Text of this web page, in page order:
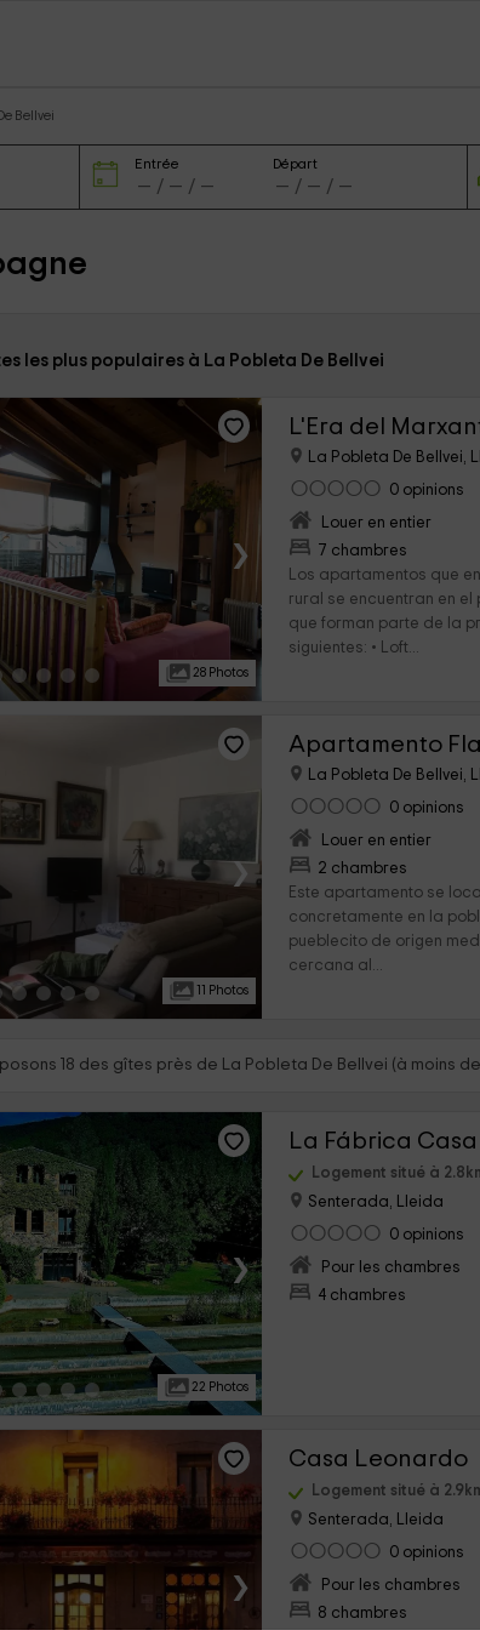
Bellvei
Entrée Départ
les plus populaires à La Pobleta De Bellvei
›
28 Photos
L'Era del
La Pobleta De Bellvei,
0 opinions
Louer en entier
7 chambres
Los apartamentos que
rural se encuentran en el
que forman parte de la
siguientes: • Loft...
›
11 Photos
Apartamento
La Pobleta De Bellvei,
0 opinions
Louer en entier
2 chambres
Este apartamento se
concretamente en la
pueblecito de origen
cercana al...
18 des gîtes près de La Pobleta De Bellvei (à moins
›
22 Photos
La Fábrica Casa
Logement situé à
Senterada, Lleida
0 opinions
Pour les chambres
4 chambres
›
Casa Leonardo
Logement situé à
Senterada, Lleida
0 opinions
Pour les chambres
8 chambres